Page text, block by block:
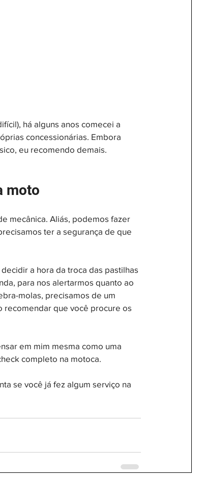
há alguns anos comecei a
concessionárias. Embora
eu recomendo demais.
moto
mecânica. Aliás, podemos fazer
ter a segurança de que
a hora da troca das pastilhas
para nos alertarmos quanto ao
molas, precisamos de um
recomendar que você procure os
em mim mesma como uma
completo na motoca.
se você já fez algum serviço na